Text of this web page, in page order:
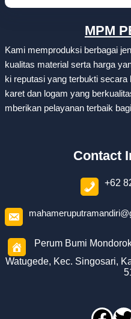
MPM
Kami memproduksi berbagai
kualitas material serta harga
ki reputasi yang terbukti
karet dan logam yang
mberikan pelayanan terbaik
Contact
+62
Perum Bumi
Watugede, Kec. Singosari,